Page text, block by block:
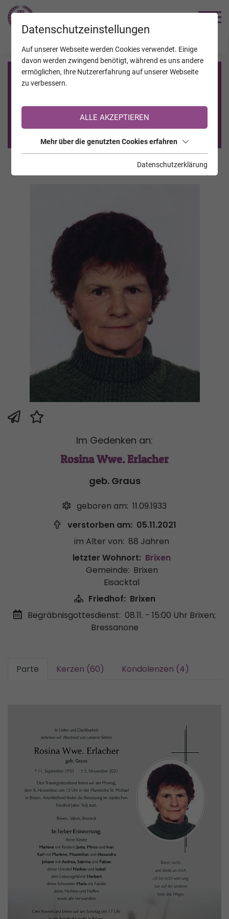
Registrierung auf TrauerHilfe.it
Sie sind noch nicht auf TrauerHilfe.it registriert?
>> zur kostenlosen Registrierung <<
Im Gedenken an:
Rosina Wwe. Erlacher
geb. Graus
geboren am: 11.09.1933
verstorben am: 05.11.2021
im Alter von: 88 Jahren
letzter Wohnort: Brixen
Gemeinde: Brixen
Eisacktal
Friedhof: Brixen
Begräbnisgottesdienst: 08.11. - 15:00 Uhr Brixen;
Bressanone
Parte Kerzen (60) Kondolenzen (4)
Datenschutzeinstellungen
Auf unserer Webseite werden Cookies verwendet. Einige
davon werden zwingend benötigt, während es uns andere
ermöglichen, Ihre Nutzererfahrung auf unserer Webseite
zu verbessern.
ALLE AKZEPTIEREN
Mehr über die genutzten Cookies erfahren
Datenschutzerklärung
JAHRESTAGE KALENDER VERSTORBENE